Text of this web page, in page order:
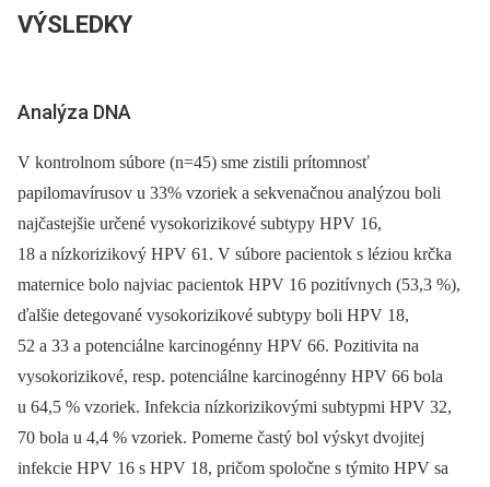
VÝSLEDKY
Analýza DNA
V kontrolnom súbore (n=45) sme zistili prítomnosť
papilomavírusov u 33% vzoriek a sekvenačnou analýzou boli
najčastejšie určené vysokorizikové subtypy HPV 16,
18 a nízkorizikový HPV 61. V súbore pacientok s léziou krčka
maternice bolo najviac pacientok HPV 16 pozitívnych (53,3 %),
ďalšie detegované vysokorizikové subtypy boli HPV 18,
52 a 33 a potenciálne karcinogénny HPV 66. Pozitivita na
vysokorizikové, resp. potenciálne karcinogénny HPV 66 bola
u 64,5 % vzoriek. Infekcia nízkorizikovými subtypmi HPV 32,
70 bola u 4,4 % vzoriek. Pomerne častý bol výskyt dvojitej
infekcie HPV 16 s HPV 18, pričom spoločne s týmito HPV sa